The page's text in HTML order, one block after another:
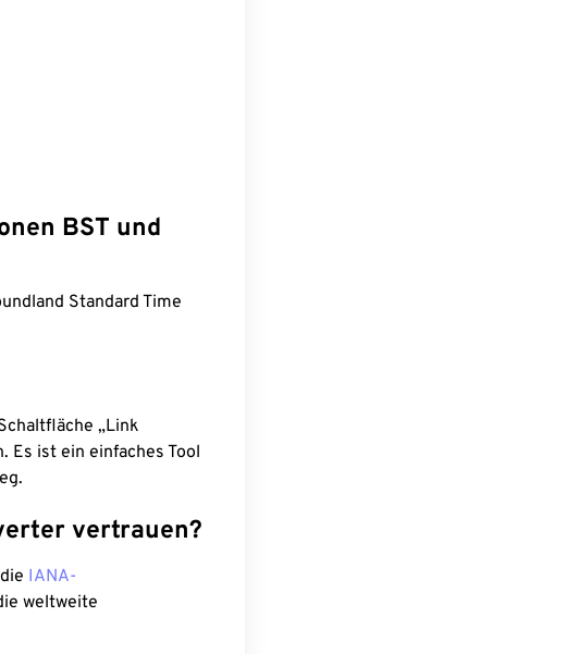
BST und
Standard Time
„Link
Es ist ein einfaches Tool
vertrauen?
IANA-
weltweite